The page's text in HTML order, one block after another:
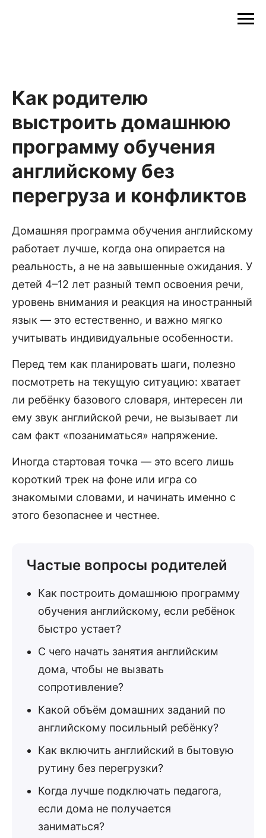
Как родителю
выстроить домашнюю
программу обучения
английскому без
перегруза и конфликтов
Домашняя программа обучения английскому
работает лучше, когда она опирается на
реальность, а не на завышенные ожидания. У
детей 4–12 лет разный темп освоения речи,
уровень внимания и реакция на иностранный
язык — это естественно, и важно мягко
учитывать индивидуальные особенности.
Перед тем как планировать шаги, полезно
посмотреть на текущую ситуацию: хватает
ли ребёнку базового словаря, интересен ли
ему звук английской речи, не вызывает ли
сам факт «позаниматься» напряжение.
Иногда стартовая точка — это всего лишь
короткий трек на фоне или игра со
знакомыми словами, и начинать именно с
этого безопаснее и честнее.
Частые вопросы родителей
Как построить домашнюю программу
обучения английскому, если ребёнок
быстро устает?
С чего начать занятия английским
дома, чтобы не вызвать
сопротивление?
Какой объём домашних заданий по
английскому посильный ребёнку?
Как включить английский в бытовую
рутину без перегрузки?
Когда лучше подключать педагога,
если дома не получается
заниматься?